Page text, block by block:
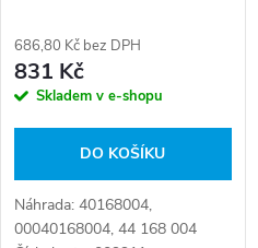
686,80 Kč bez DPH
831 Kč
Skladem v e-shopu
DO KOŠÍKU
Náhrada: 40168004,
00040168004, 44 168 004